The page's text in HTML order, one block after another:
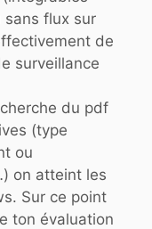
sans flux sur
de
surveillance
du pdf
(type
ou
on atteint les
Sur ce point
ton évaluation